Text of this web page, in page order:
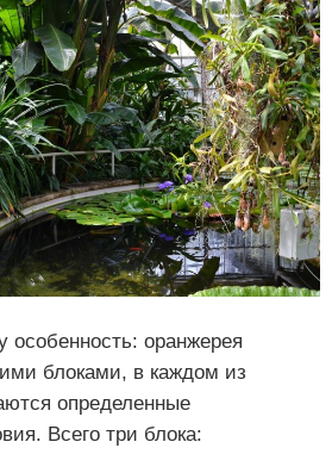
особенность: оранжерея
блоками, в каждом из
определенные
Всего три блока: